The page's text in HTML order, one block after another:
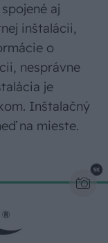
aj
inštalácii,
o
nesprávne
je
Inštalačný
na mieste.